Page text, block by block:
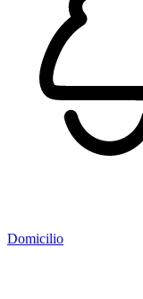
Domicilio